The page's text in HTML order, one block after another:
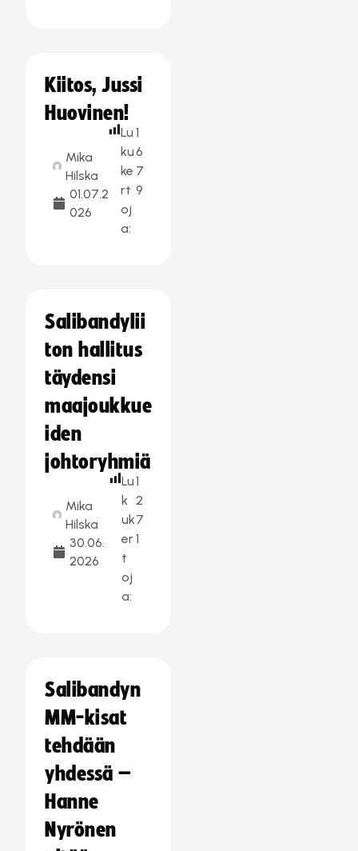
Kiitos, Jussi
Huovinen!
Mika
Hilska
01.07.2
026
Lu
ku
ke
rt
oj
a:
1
6
7
9
Salibandylii
ton hallitus
täydensi
maajoukkue
iden
johtoryhmiä
Mika
Hilska
30.06.
2026
Lu
k
uk
er
t
oj
a:
1
2
7
1
Salibandyn
MM-kisat
tehdään
yhdessä –
Hanne
Nyrönen